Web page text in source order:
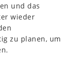
und das
wieder
zu planen, um